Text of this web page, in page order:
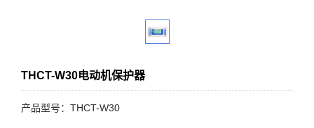
THCT-W30电动机保护器
产品型号：THCT-W30